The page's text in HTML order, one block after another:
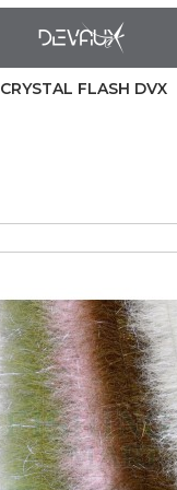
CRYSTAL FLASH DVX